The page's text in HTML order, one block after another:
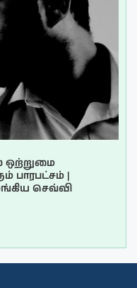
ஒற்றுமை
பாரபட்சம் |
செவ்வி